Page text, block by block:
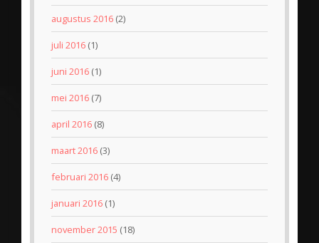
augustus 2016 (2)
juli 2016 (1)
juni 2016 (1)
mei 2016 (7)
april 2016 (8)
maart 2016 (3)
februari 2016 (4)
januari 2016 (1)
november 2015 (18)